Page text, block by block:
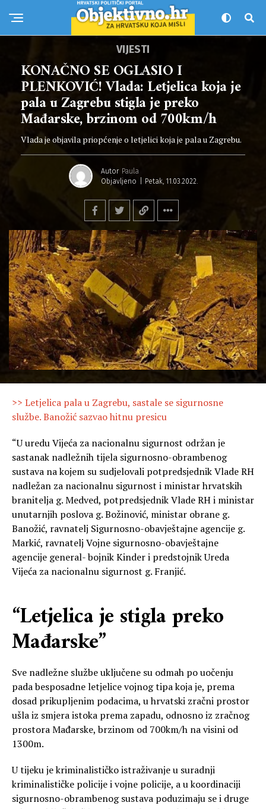
VIJESTI
KONAČNO SE OGLASIO I
PLENKOVIĆ! Vlada: Letjelica koja je
pala u Zagrebu stigla je preko
Mađarske, brzinom od 700km/h
Vlada je objavila priopćenje o letjelici koja je pala u Zagrebu.
Autor Paula
Objavljeno
Petak, 11.03.2022.
>> Letjelica pala u Zagrebu, sastale se sigurnosne
službe. Banožić sazvao hitnu presicu
“U uredu Vijeća za nacionalnu sigurnost održan je
sastanak nadležnih tijela sigurnosno-obrambenog
sustava na kojem su sudjelovali potpredsjednik Vlade RH
nadležan za nacionalnu sigurnost i ministar hrvatskih
branitelja g. Medved, potpredsjednik Vlade RH i ministar
unutarnjih poslova g. Božinović, ministar obrane g.
Banožić, ravnatelj Sigurnosno-obavještajne agencije g.
Markić, ravnatelj Vojne sigurnosno-obavještajne
agencije general- bojnik Kinder i predstojnik Ureda
Vijeća za nacionalnu sigurnost g. Franjić.
“Letjelica je stigla preko
Mađarske”
Sve nadležne službe uključene su odmah po uočenju
pada besposadne letjelice vojnog tipa koja je, prema
dosad prikupljenim podacima, u hrvatski zračni prostor
ušla iz smjera istoka prema zapadu, odnosno iz zračnog
prostora Mađarske, brzinom od 700km/h na visini od
1300m.
U tijeku je kriminalističko istraživanje u suradnji
kriminalističke policije i vojne policije, a u koordinaciji
sigurnosno-obrambenog sustava poduzimaju se i druge